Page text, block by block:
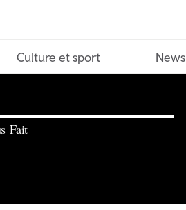
Culture et sport News
Fait